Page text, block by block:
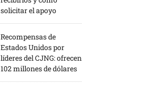
solicitar el apoyo
Recompensas de
Estados Unidos por
líderes del CJNG: ofrecen
102 millones de dólares